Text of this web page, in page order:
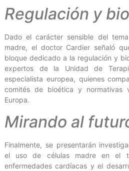
Regulación y
Dado el carácter sensible del
madre, el doctor Cardier señaló
bloque dedicado a la regulación y
expertos de la Unidad de
especialista europea, quienes
comités de bioética y normativas
Europa.
Mirando al
Finalmente, se presentarán
el uso de células madre en el
enfermedades cardíacas y el